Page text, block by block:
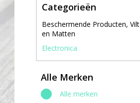
Categorieën
Beschermende Producten, Vilt
en Matten
Electronica
Alle Merken
Alle merken